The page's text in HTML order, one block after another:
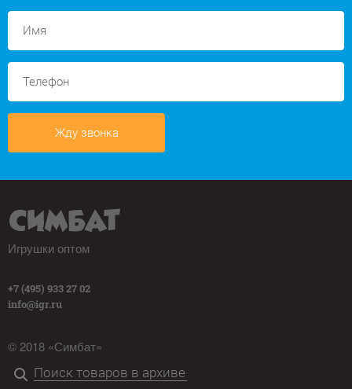
Жду звонка
Игрушки оптом
+7 (495) 933 27 02
info@igr.ru
© 2018 «Симбат»